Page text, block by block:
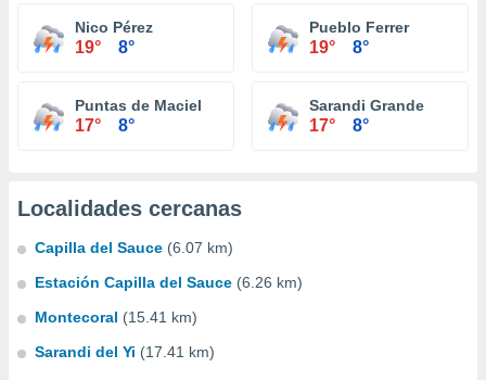
Nico Pérez
19° 8°
Pueblo Ferrer
19° 8°
Puntas de Maciel
17° 8°
Sarandi Grande
17° 8°
Localidades cercanas
Capilla del Sauce (6.07 km)
Estación Capilla del Sauce (6.26 km)
Montecoral (15.41 km)
Sarandi del Yi (17.41 km)